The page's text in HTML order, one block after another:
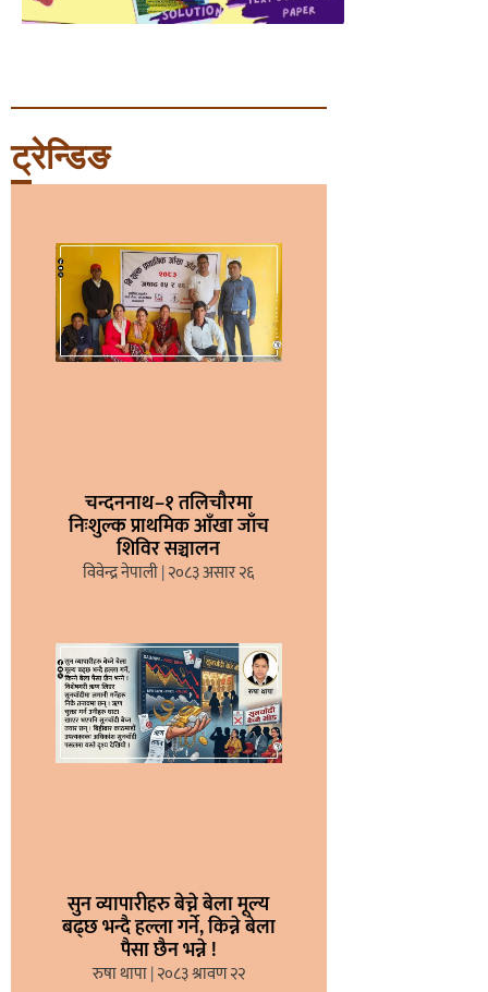
ट्रेन्डिङ
चन्दननाथ–१ तलिचौरमा
निःशुल्क प्राथमिक आँखा जाँच
शिविर सञ्चालन
विवेन्द्र नेपाली २०८३ असार २६
सुन व्यापारीहरु बेच्ने बेला मूल्य
बढ्छ भन्दै हल्ला गर्ने, किन्ने बेला
पैसा छैन भन्ने !
रुषा थापा २०८३ श्रावण २२